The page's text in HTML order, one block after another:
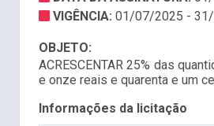
VIGÊNCIA: 01/07/2025 -
OBJETO:
ACRESCENTAR 25% das
e onze reais e quarenta e um
Informações da licitação